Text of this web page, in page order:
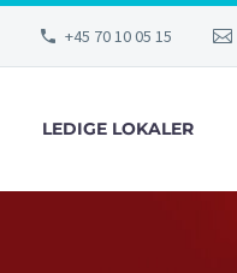
+45 70 10 05 15
LEDIGE LOKALER